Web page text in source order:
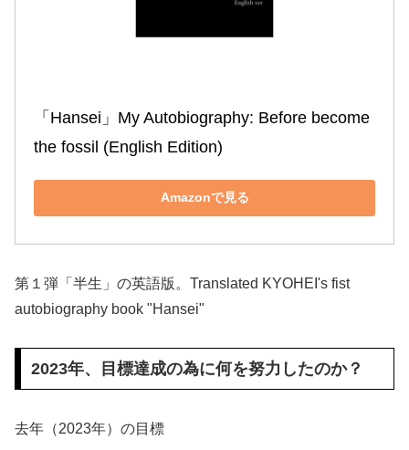
「Hansei」My Autobiography: Before become
the fossil (English Edition)
Amazonで見る
第１弾「半生」の英語版。Translated KYOHEI's fist
autobiography book "Hansei"
2023年、目標達成の為に何を努力したのか？
去年（2023年）の目標